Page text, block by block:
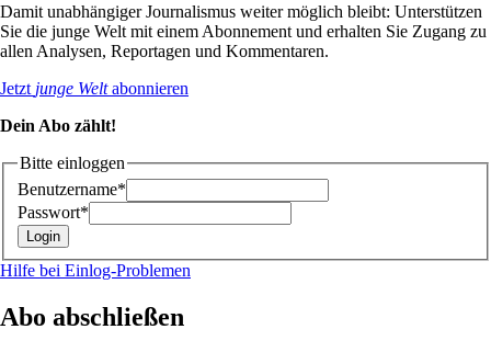
Damit unabhängiger Journalismus weiter möglich bleibt: Unterstützen
Sie die junge Welt mit einem Abonnement und erhalten Sie Zugang zu
allen Analysen, Reportagen und Kommentaren.
Jetzt junge Weltabonnieren
Dein Abo zählt!
Bitte einloggen
Benutzername*
Passwort*
Hilfe bei Einlog-Problemen
Abo abschließen